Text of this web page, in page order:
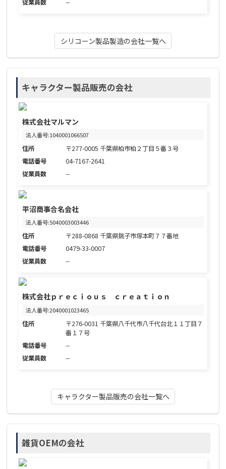
従業員数 --
シリコーン製品製造の会社一覧へ
キャラクター製品販売の会社
株式会社マルマン
法人番号:1040001066507
住所
〒277-0005 千葉県柏市柏２丁目５番３号
電話番号
04-7167-2641
従業員数
--
平沼商事合名会社
法人番号:5040003003446
住所
〒288-0868 千葉県銚子市塚本町７７番地
電話番号
0479-33-0007
従業員数
--
株式会社ｐｒｅｃｉｏｕｓ ｃｒｅａｔｉｏｎ
法人番号:2040001023465
住所
〒276-0031 千葉県八千代市八千代台北１１丁目７
番１７号
電話番号
--
従業員数
--
キャラクター製品販売の会社一覧へ
雑貨OEMの会社